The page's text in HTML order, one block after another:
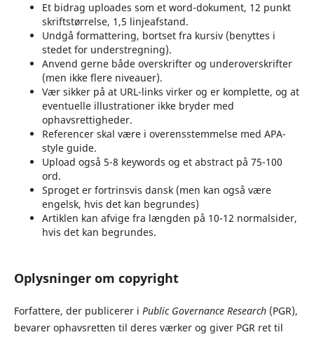
Et bidrag uploades som et word-dokument, 12 punkt
skriftstørrelse, 1,5 linjeafstand.
Undgå formattering, bortset fra kursiv (benyttes i
stedet for understregning).
Anvend gerne både overskrifter og underoverskrifter
(men ikke flere niveauer).
Vær sikker på at URL-links virker og er komplette, og at
eventuelle illustrationer ikke bryder med
ophavsrettigheder.
Referencer skal være i overensstemmelse med APA-
style guide.
Upload også 5-8 keywords og et abstract på 75-100
ord.
Sproget er fortrinsvis dansk (men kan også være
engelsk, hvis det kan begrundes)
Artiklen kan afvige fra længden på 10-12 normalsider,
hvis det kan begrundes.
Oplysninger om copyright
Forfattere, der publicerer i Public Governance Research(PGR),
bevarer ophavsretten til deres værker og giver PGR ret til